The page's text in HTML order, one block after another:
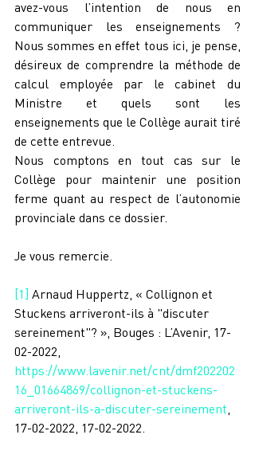
avez-vous l’intention de nous en
communiquer les enseignements ?
Nous sommes en effet tous ici, je pense,
désireux de comprendre la méthode de
calcul employée par le cabinet du
Ministre et quels sont les
enseignements que le Collège aurait tiré
de cette entrevue.
Nous comptons en tout cas sur le
Collège pour maintenir une position
ferme quant au respect de l’autonomie
provinciale dans ce dossier.
Je vous remercie.
[1] Arnaud Huppertz, « Collignon et
Stuckens arriveront-ils à "discuter
sereinement"? », Bouges : L’Avenir, 17-
02-2022,
https://www.lavenir.net/cnt/dmf202202
16_01664869/collignon-et-stuckens-
arriveront-ils-a-discuter-sereinement,
17-02-2022, 17-02-2022.